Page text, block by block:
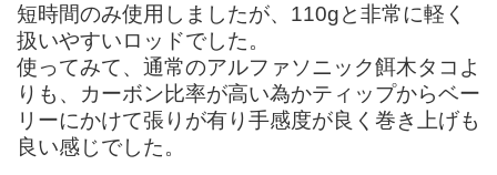
短時間のみ使用しましたが、110gと非常に軽く
扱いやすいロッドでした。
使ってみて、通常のアルファソニック餌木タコよ
りも、カーボン比率が高い為かティップからベー
リーにかけて張りが有り手感度が良く巻き上げも
良い感じでした。